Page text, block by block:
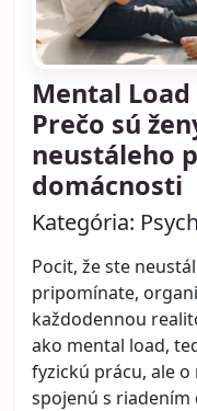
Mental
Prečo sú
neustáleho
domácnosti
Kategória:
Pocit, že ste
pripomínate,
každodennou
ako mental load,
fyzickú prácu, ale
spojenú s riadením